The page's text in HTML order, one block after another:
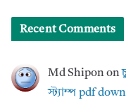
Recent Comments
Md Shiponon
স্ট্যাম্প pdf